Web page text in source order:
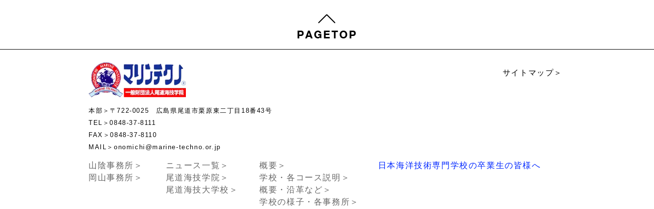
サイトマップ＞
本部＞〒722-0025 広島県尾道市栗原東二丁目18番43号
TEL＞0848-37-8111
FAX＞0848-37-8110
MAIL＞onomichi@marine-techno.or.jp
山陰事務所＞
岡山事務所＞
ニュース一覧＞
尾道海技学院＞
尾道海技大学校＞
概要＞
学校・各コース説明＞
概要・沿革など＞
学校の様子・各事務所＞
日本海洋技術専門学校の卒業生の皆様へ